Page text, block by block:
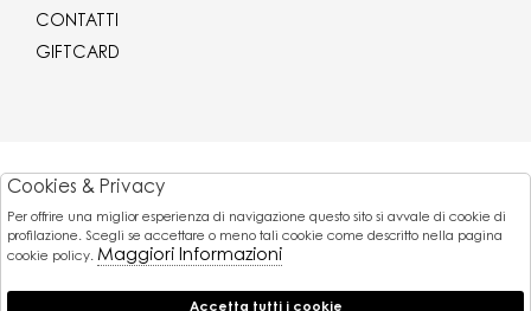
CONTATTI
GIFTCARD
Pagamenti
Cookies & Privacy
Per offrire una miglior esperienza di navigazione questo sito si avvale di cookie di
profilazione. Scegli se accettare o meno tali cookie come descritto nella pagina
cookie policy. Maggiori Informazioni
Accetta tutti i cookie